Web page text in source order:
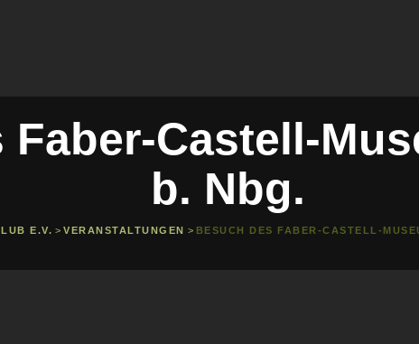
Faber-Castell-
b. Nbg.
E.V. > VERANSTALTUNGEN > BESUCH DES FABER-CASTELL-